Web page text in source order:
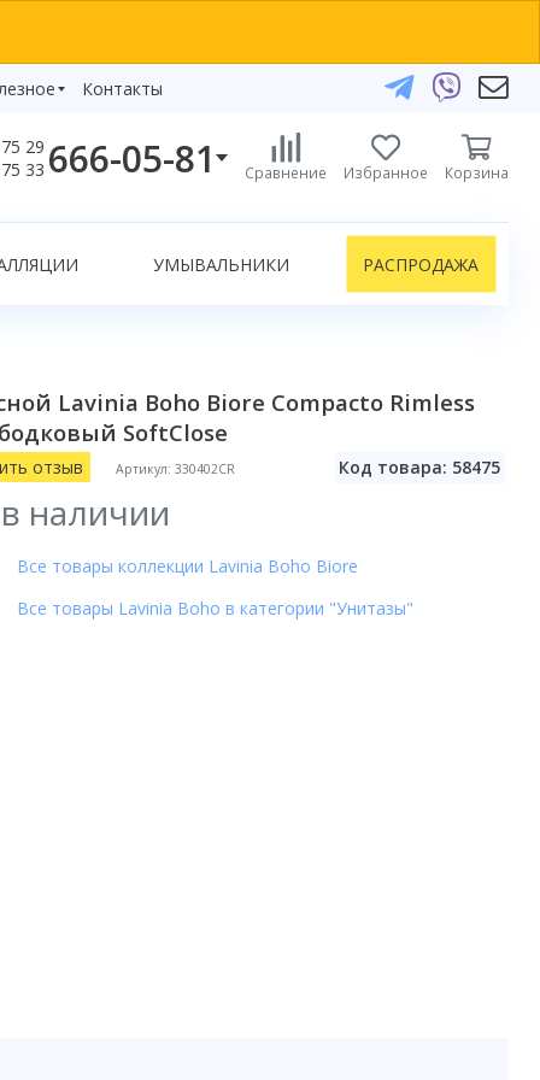
Контакты
29
33 666-05-81
+375 29 666-05-81
+375 17 243-24-29
Telegram
Viber
info@bydom.by
Сравнение Избранное Корзина
УМЫВАЛЬНИКИ РАСПРОДАЖА
Lavinia Boho Biore Compacto Rimless
SoftClose
отзыв Артикул: 330402CR Код товара: 58475
наличии
Все товары коллекции Lavinia Boho Biore
Все товары Lavinia Boho в категории "Унитазы"